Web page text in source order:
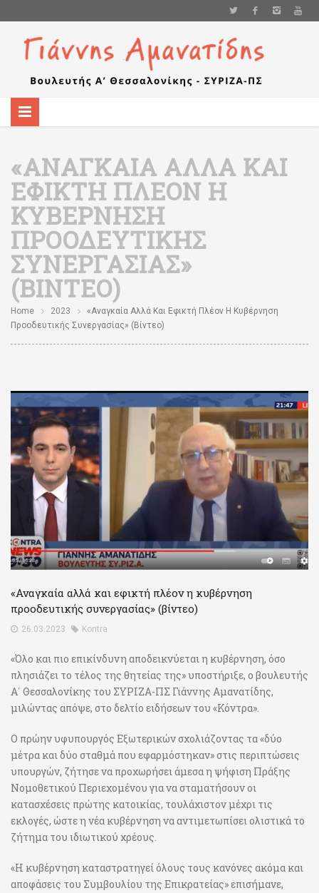
«ΑΝΑΓΚΑΊΑ ΑΛΛΆ ΚΑΙ
ΕΦΙΚΤΉ ΠΛΈΟΝ Η
ΚΥΒΈΡΝΗΣΗ
ΠΡΟΟΔΕΥΤΙΚΉΣ
ΣΥΝΕΡΓΑΣΊΑΣ»
(ΒΊΝΤΕΟ)
Home 2023
«Αναγκαία Αλλά Και Εφικτή Πλέον Η Κυβέρνηση
Προοδευτικής Συνεργασίας» (βίντεο)
«Αναγκαία αλλά και εφικτή πλέον η κυβέρνηση
προοδευτικής συνεργασίας» (βίντεο)
26.03.2023 Kontra
«Όλο και πιο επικίνδυνη αποδεικνύεται η κυβέρνηση, όσο
πλησιάζει το τέλος της θητείας της» υποστήριξε, ο βουλευτής
Α΄ Θεσσαλονίκης του ΣΥΡΙΖΑ-ΠΣ Γιάννης Αμανατίδης,
μιλώντας απόψε, στο δελτίο ειδήσεων του «Κόντρα».
Ο πρώην υφυπουργός Εξωτερικών σχολιάζοντας τα «δύο
μέτρα και δύο σταθμά που εφαρμόστηκαν» στις περιπτώσεις
υπουργών, ζήτησε να προχωρήσει άμεσα η ψήφιση Πράξης
Νομοθετικού Περιεχομένου για να σταματήσουν οι
κατασχέσεις πρώτης κατοικίας, τουλάχιστον μέχρι τις
εκλογές, ώστε η νέα κυβέρνηση να αντιμετωπίσει ολιστικά το
ζήτημα του ιδιωτικού χρέους.
«Η κυβέρνηση καταστρατηγεί όλους τους κανόνες ακόμα και
αποφάσεις του Συμβουλίου της Επικρατείας» επισήμανε,